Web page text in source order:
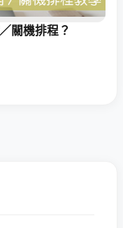
關機排程？